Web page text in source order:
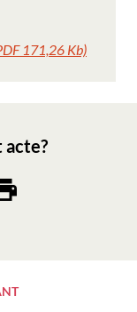
171,26 Kb)
acte?